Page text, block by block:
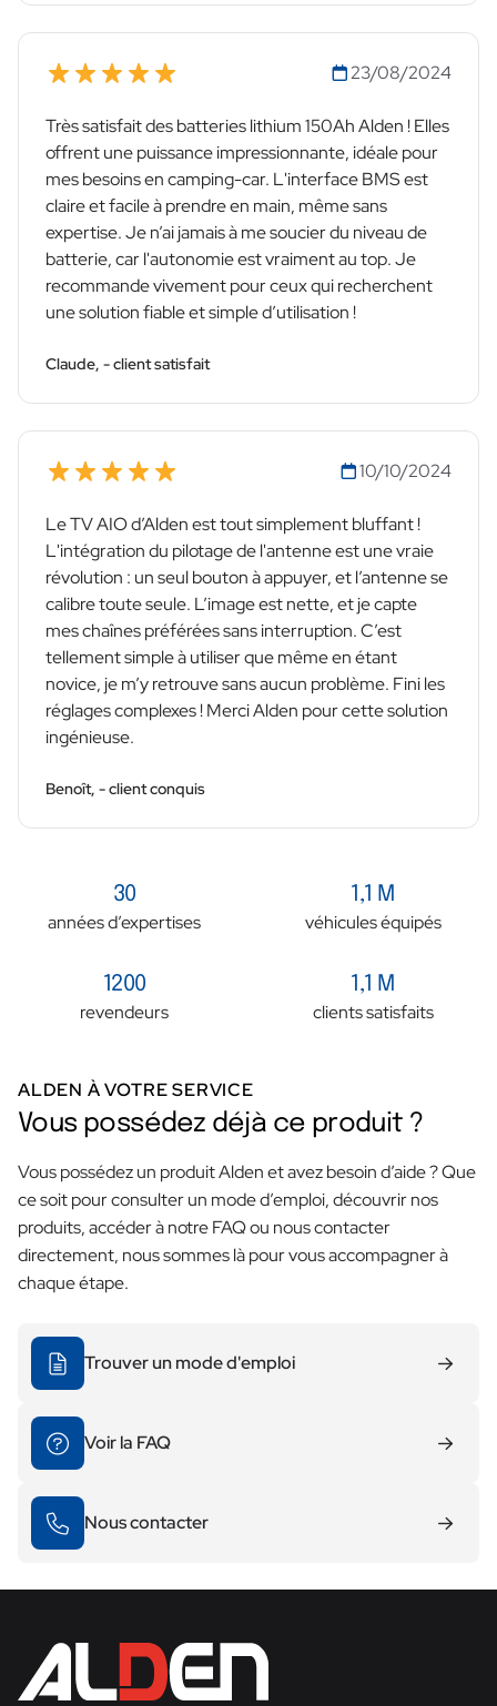
23/08/2024
Très satisfait des batteries lithium 150Ah Alden ! Elles
offrent une puissance impressionnante, idéale pour
mes besoins en camping-car. L'interface BMS est
claire et facile à prendre en main, même sans
expertise. Je n’ai jamais à me soucier du niveau de
batterie, car l'autonomie est vraiment au top. Je
recommande vivement pour ceux qui recherchent
une solution fiable et simple d’utilisation !
Claude, - client satisfait
10/10/2024
Le TV AIO d’Alden est tout simplement bluffant !
L'intégration du pilotage de l'antenne est une vraie
révolution : un seul bouton à appuyer, et l’antenne se
calibre toute seule. L’image est nette, et je capte
mes chaînes préférées sans interruption. C’est
tellement simple à utiliser que même en étant
novice, je m’y retrouve sans aucun problème. Fini les
réglages complexes ! Merci Alden pour cette solution
ingénieuse.
Benoît, - client conquis
30
années d’expertises
1,1 M
véhicules équipés
1200
revendeurs
1,1 M
clients satisfaits
ALDEN À VOTRE SERVICE
Vous possédez déjà ce produit ?
Vous possédez un produit Alden et avez besoin d’aide ? Que
ce soit pour consulter un mode d’emploi, découvrir nos
produits, accéder à notre FAQ ou nous contacter
directement, nous sommes là pour vous accompagner à
chaque étape.
Trouver un mode d'emploi
Voir la FAQ
Nous contacter